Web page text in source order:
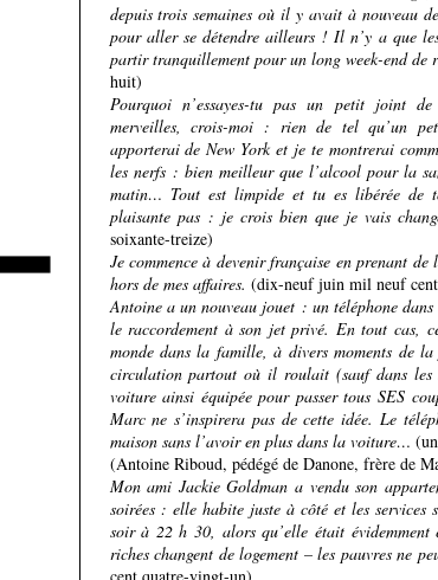
depuis trois semaines où il y avait à nouveau
pour aller se détendre ailleurs ! Il n’y a que
partir tranquillement pour un long week-end de
huit)
Pourquoi n’essayes-tu pas un petit joint
merveilles, crois-moi : rien de tel qu’un
apporterai de New York et je te montrerai
les nerfs : bien meilleur que l’alcool pour la
matin… Tout est limpide et tu es libérée de
plaisante pas : je crois bien que je vais
soixante-treize)
Je commence à devenir française en prenant
hors de mes affaires. (dix-neuf juin mil neuf
Antoine a un nouveau jouet : un téléphone
le raccordement à son jet privé. En tout cas,
monde dans la famille, à divers moments de
circulation partout où il roulait (sauf dans les
voiture ainsi équipée pour passer tous SES
Marc ne s’inspirera pas de cette idée. Le
maison sans l’avoir en plus dans la voiture…
(Antoine Riboud, pédégé de Danone, frère de
Mon ami Jackie Goldman a vendu son
soirées : elle habite juste à côté et les services
soir à 22 h 30, alors qu’elle était
riches changent de logement – les pauvres ne